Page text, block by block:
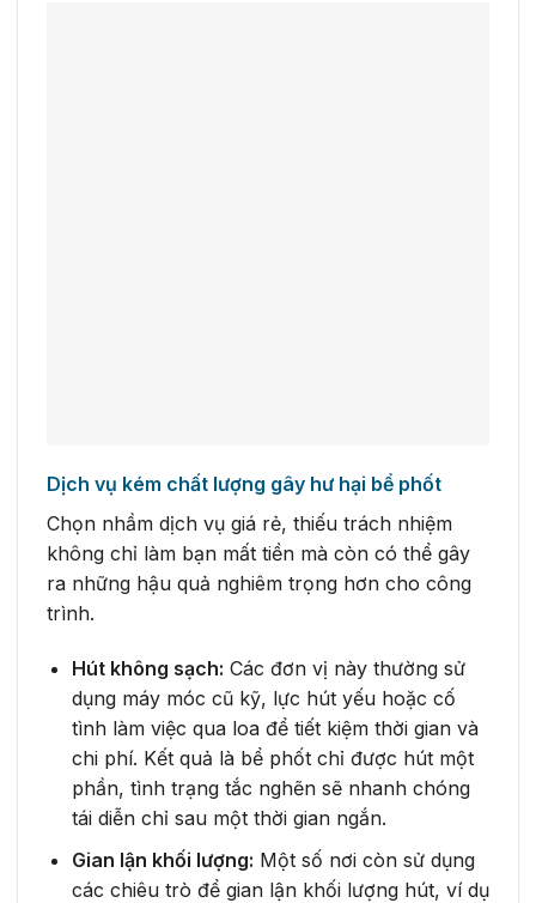
Dịch vụ kém chất lượng gây hư hại bể phốt
Chọn nhầm dịch vụ giá rẻ, thiếu trách nhiệm
không chỉ làm bạn mất tiền mà còn có thể gây
ra những hậu quả nghiêm trọng hơn cho công
trình.
Hút không sạch: Các đơn vị này thường sử
dụng máy móc cũ kỹ, lực hút yếu hoặc cố
tình làm việc qua loa để tiết kiệm thời gian và
chi phí. Kết quả là bể phốt chỉ được hút một
phần, tình trạng tắc nghẽn sẽ nhanh chóng
tái diễn chỉ sau một thời gian ngắn.
Gian lận khối lượng: Một số nơi còn sử dụng
các chiêu trò để gian lận khối lượng hút, ví dụ